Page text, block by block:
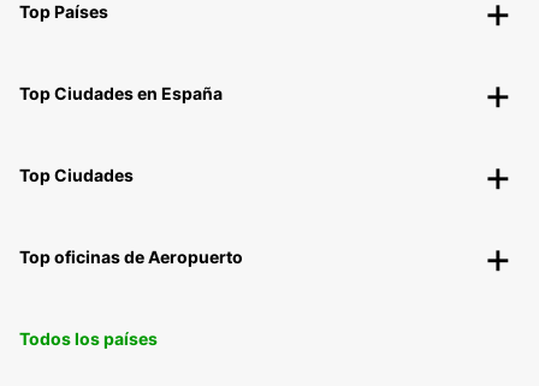
Top Países
Top Ciudades en España
Top Ciudades
Top oficinas de Aeropuerto
Todos los países